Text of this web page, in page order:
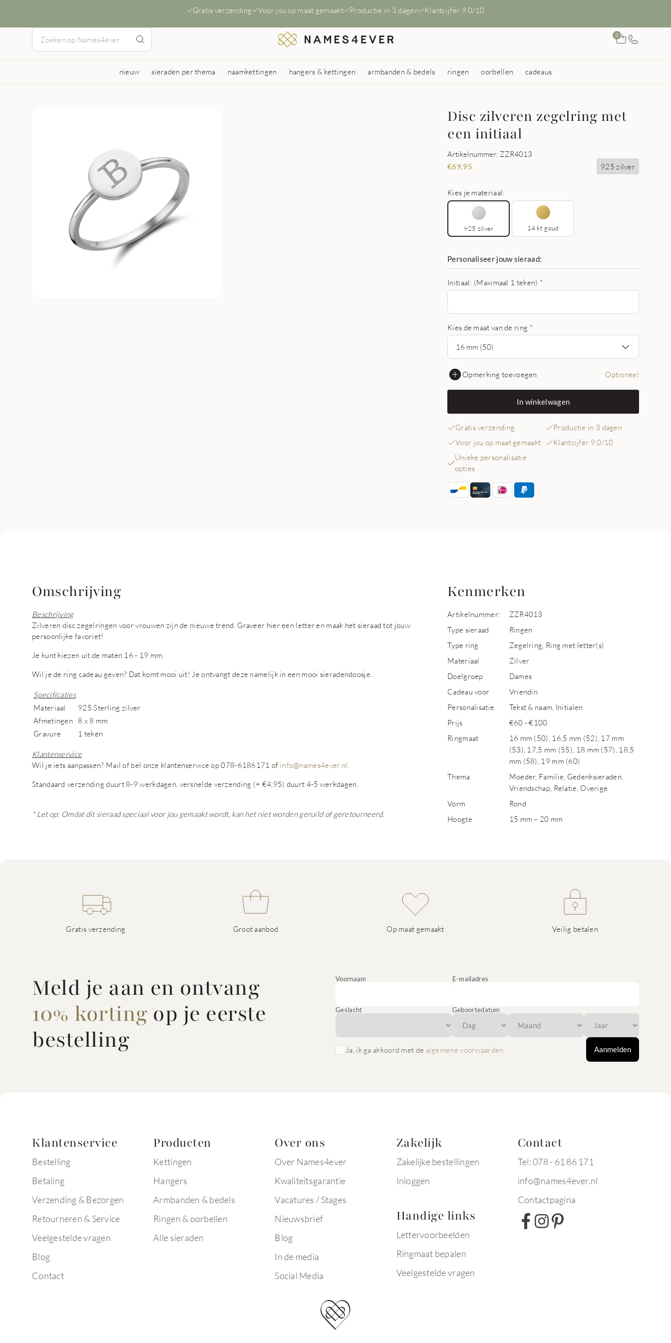
Gratis verzending Voor jou op maat gemaakt Productie in 3 dagen Klantcijfer 9.0/10
0
nieuw sieraden per thema naamkettingen hangers & kettingen armbanden & bedels ringen oorbellen cadeaus
Disc zilveren zegelring met
een initiaal
Artikelnummer: ZZR4013
€69,95 925 zilver
Kies je materiaal:
925 zilver 14 kt goud
Personaliseer jouw sieraad:
Initiaal: (Maximaal 1 teken) *
Kies de maat van de ring *
16 mm (50)
Opmerking toevoegen Optioneel
In winkelwagen
Gratis verzending
Productie in 3 dagen
Voor jou op maat gemaakt
Klantcijfer 9,0/10
Unieke personalisatie
opties
Omschrijving
Beschrijving
Zilveren disc zegelringen voor vrouwen zijn de nieuwe trend. Graveer hier een letter en maak het sieraad tot jouw
persoonlijke favoriet!
Je kunt kiezen uit de maten 16 - 19 mm.
Wil je de ring cadeau geven? Dat komt mooi uit! Je ontvangt deze namelijk in een mooi sieradendoosje.
Specificaties
Materiaal
925 Sterling zilver
Afmetingen
8 x 8 mm
Gravure
1 teken
Klantenservice
Wil je iets aanpassen? Mail of bel onze klantenservice op 078-6186171 of info@names4ever.nl
Standaard verzending duurt 8-9 werkdagen, versnelde verzending (+ €4,95) duurt 4-5 werkdagen.
* Let op: Omdat dit sieraad speciaal voor jou gemaakt wordt, kan het niet worden geruild of geretourneerd.
Kenmerken
Artikelnummer:
ZZR4013
Type sieraad
Ringen
Type ring
Zegelring, Ring met letter(s)
Materiaal
Zilver
Doelgroep
Dames
Cadeau voor
Vriendin
Personalisatie
Tekst & naam, Initialen
Prijs
€60 - €100
Ringmaat
16 mm (50), 16,5 mm (52), 17 mm
(53), 17,5 mm (55), 18 mm (57), 18,5
mm (58), 19 mm (60)
Thema
Moeder, Familie, Gedenksieraden,
Vriendschap, Relatie, Overige
Vorm
Rond
Hoogte
15 mm – 20 mm
Gratis verzending Groot aanbod Op maat gemaakt Veilig betalen
Meld je aan en ontvang
10% korting op je eerste
bestelling
Voornaam E-mailadres
Geslacht Geboortedatum
Ja, ik ga akkoord met de algemene voorwaarden Aanmelden
Klantenservice
Bestelling
Betaling
Verzending & Bezorgen
Retourneren & Service
Veelgestelde vragen
Blog
Contact
Producten
Kettingen
Hangers
Armbanden & bedels
Ringen & oorbellen
Alle sieraden
Over ons
Over Names4ever
Kwaliteitsgarantie
Vacatures / Stages
Nieuwsbrief
Blog
In de media
Social Media
Zakelijk
Zakelijke bestellingen
Inloggen
Handige links
Lettervoorbeelden
Ringmaat bepalen
Veelgestelde vragen
Contact
Tel: 078 - 61 86 171
info@names4ever.nl
Contactpagina